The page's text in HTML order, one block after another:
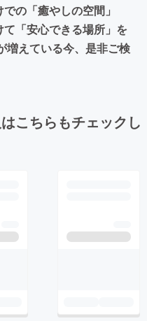
の「癒やしの空間」
「安心できる場所」を
増えている今、是非ご検
こちらもチェックし